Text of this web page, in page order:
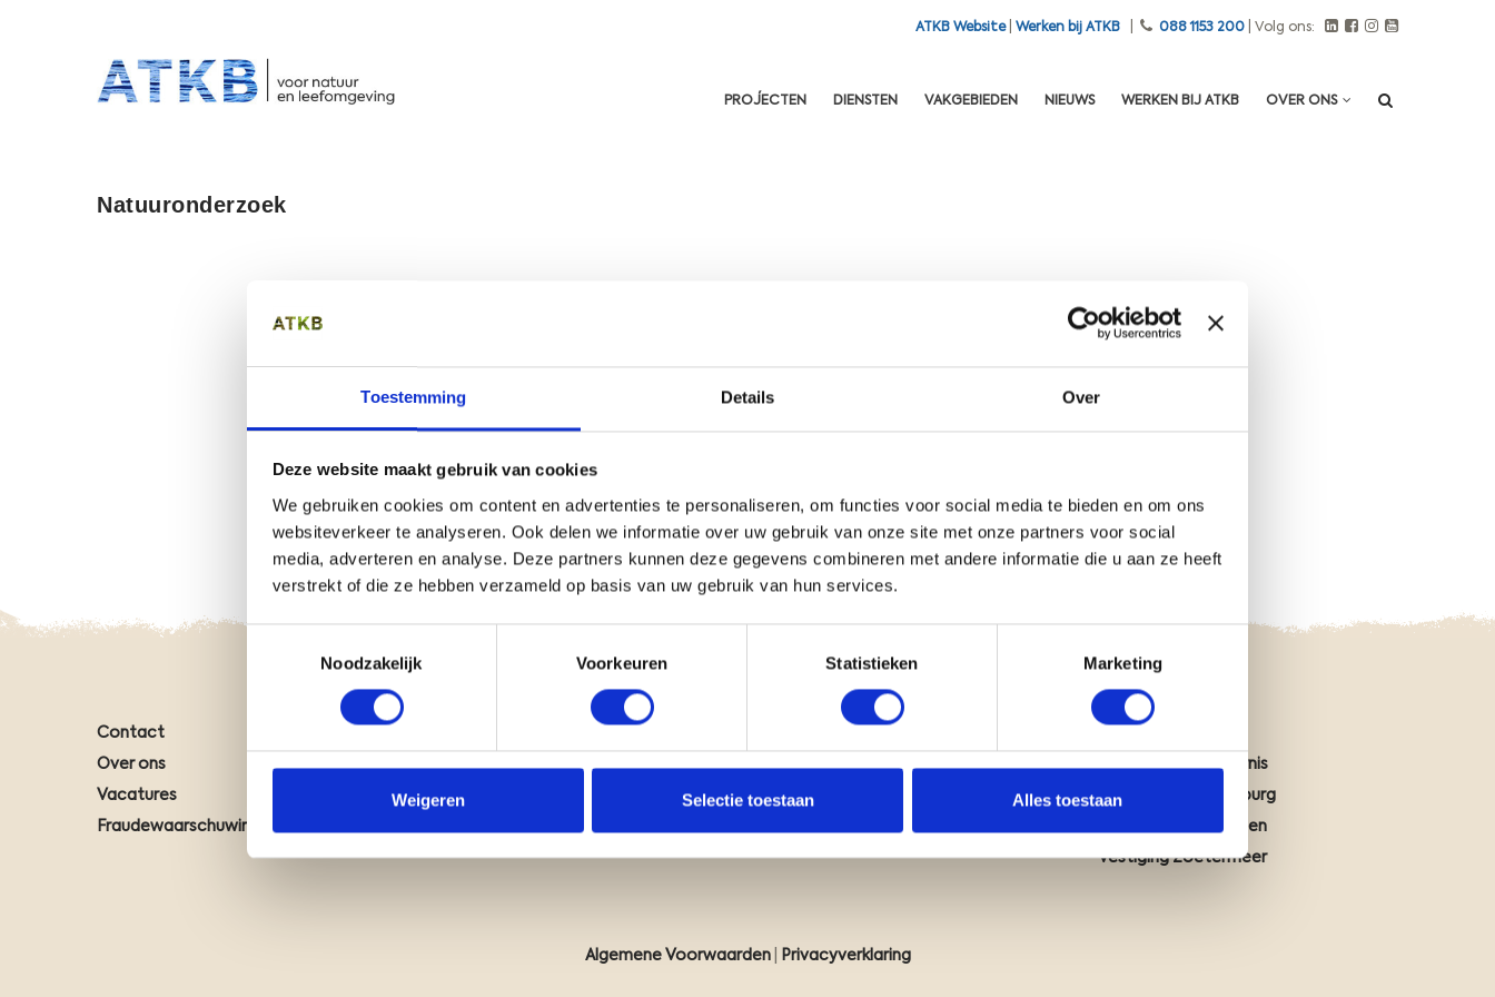
Toestemming Details Over
Deze website maakt gebruik van cookies
We gebruiken cookies om content en advertenties te personaliseren, om functies voor social media te bieden en om ons
websiteverkeer te analyseren. Ook delen we informatie over uw gebruik van onze site met onze partners voor social
media, adverteren en analyse. Deze partners kunnen deze gegevens combineren met andere informatie die u aan ze heeft
verstrekt of die ze hebben verzameld op basis van uw gebruik van hun services.
Noodzakelijk
Voorkeuren Statistieken Marketing
Weigeren Selectie toestaan Alles toestaan
ATKB Website| Werken bij ATKB 088 1153 200 | Volg ons:
PROJECTEN DIENSTEN VAKGEBIEDEN NIEUWS WERKEN BIJ ATKB OVER ONS
Natuuronderzoek
Contact
Over ons
Vacatures
Fraudewaarschuwing
Klanttevredenheidsonderzoek
Onze CO2 - voetafdruk
Veiligheid
Kwaliteit
Gedragscode NGB
Vestiging Middelharnis
Vestiging Waardenburg
Vestiging Wageningen
Vestiging Zoetermeer
Algemene Voorwaarden| Privacyverklaring